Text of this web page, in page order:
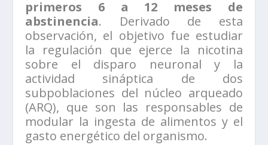
primeros 6 a 12 meses de
abstinencia. Derivado de esta
observación, el objetivo fue estudiar
la regulación que ejerce la nicotina
sobre el disparo neuronal y la
actividad sináptica de dos
subpoblaciones del núcleo arqueado
(ARQ), que son las responsables de
modular la ingesta de alimentos y el
gasto energético del organismo.